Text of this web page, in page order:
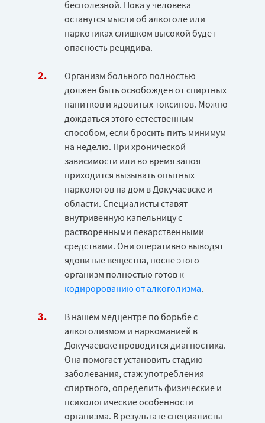
бесполезной. Пока у человека
останутся мысли об алкоголе или
наркотиках слишком высокой будет
опасность рецидива.
Организм больного полностью
должен быть освобожден от спиртных
напитков и ядовитых токсинов. Можно
дождаться этого естественным
способом, если бросить пить минимум
на неделю. При хронической
зависимости или во время запоя
приходится вызывать опытных
наркологов на дом в Докучаевске и
области. Специалисты ставят
внутривенную капельницу с
растворенными лекарственными
средствами. Они оперативно выводят
ядовитые вещества, после этого
организм полностью готов к
кодиророванию от алкоголизма.
В нашем медцентре по борьбе с
алкоголизмом и наркоманией в
Докучаевске проводится диагностика.
Она помогает установить стадию
заболевания, стаж употребления
спиртного, определить физические и
психологические особенности
организма. В результате специалисты